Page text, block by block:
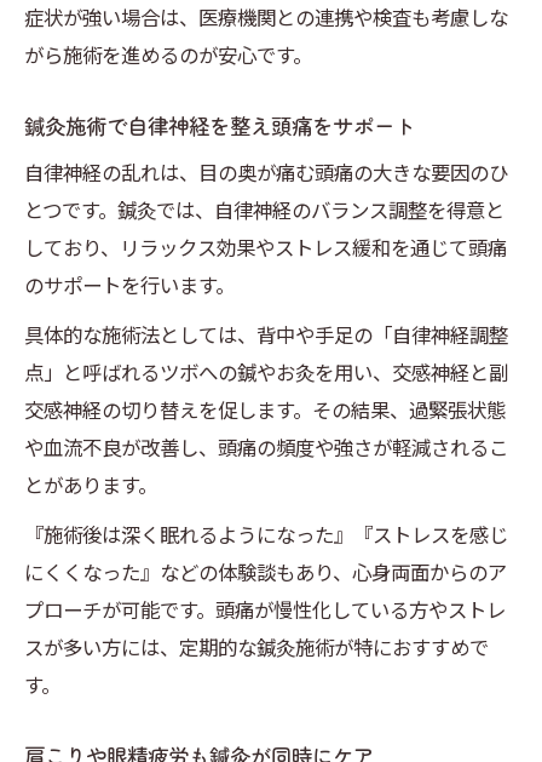
症状が強い場合は、医療機関との連携や検査も考慮しな
がら施術を進めるのが安心です。
鍼灸施術で自律神経を整え頭痛をサポート
自律神経の乱れは、目の奥が痛む頭痛の大きな要因のひ
とつです。鍼灸では、自律神経のバランス調整を得意と
しており、リラックス効果やストレス緩和を通じて頭痛
のサポートを行います。
具体的な施術法としては、背中や手足の「自律神経調整
点」と呼ばれるツボへの鍼やお灸を用い、交感神経と副
交感神経の切り替えを促します。その結果、過緊張状態
や血流不良が改善し、頭痛の頻度や強さが軽減されるこ
とがあります。
『施術後は深く眠れるようになった』『ストレスを感じ
にくくなった』などの体験談もあり、心身両面からのア
プローチが可能です。頭痛が慢性化している方やストレ
スが多い方には、定期的な鍼灸施術が特におすすめで
す。
肩こりや眼精疲労も鍼灸が同時にケア